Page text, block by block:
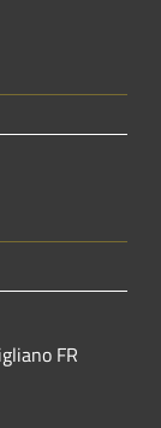
FR